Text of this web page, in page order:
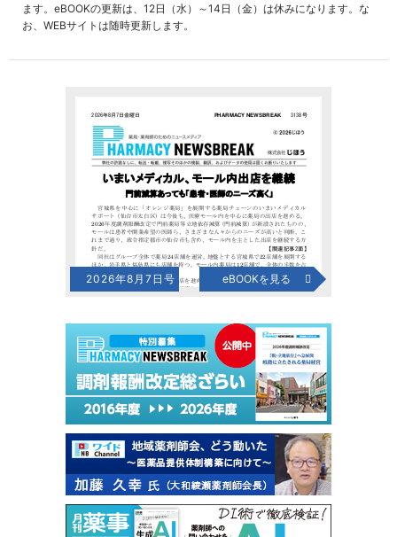
ます。eBOOKの更新は、12日（水）～14日（金）は休みになります。な
お、WEBサイトは随時更新します。
2026年8月7日号 eBOOKを見る